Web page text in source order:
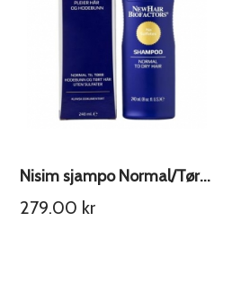
Nisim sjampo Normal/Tørr hodebunn
279.00 kr